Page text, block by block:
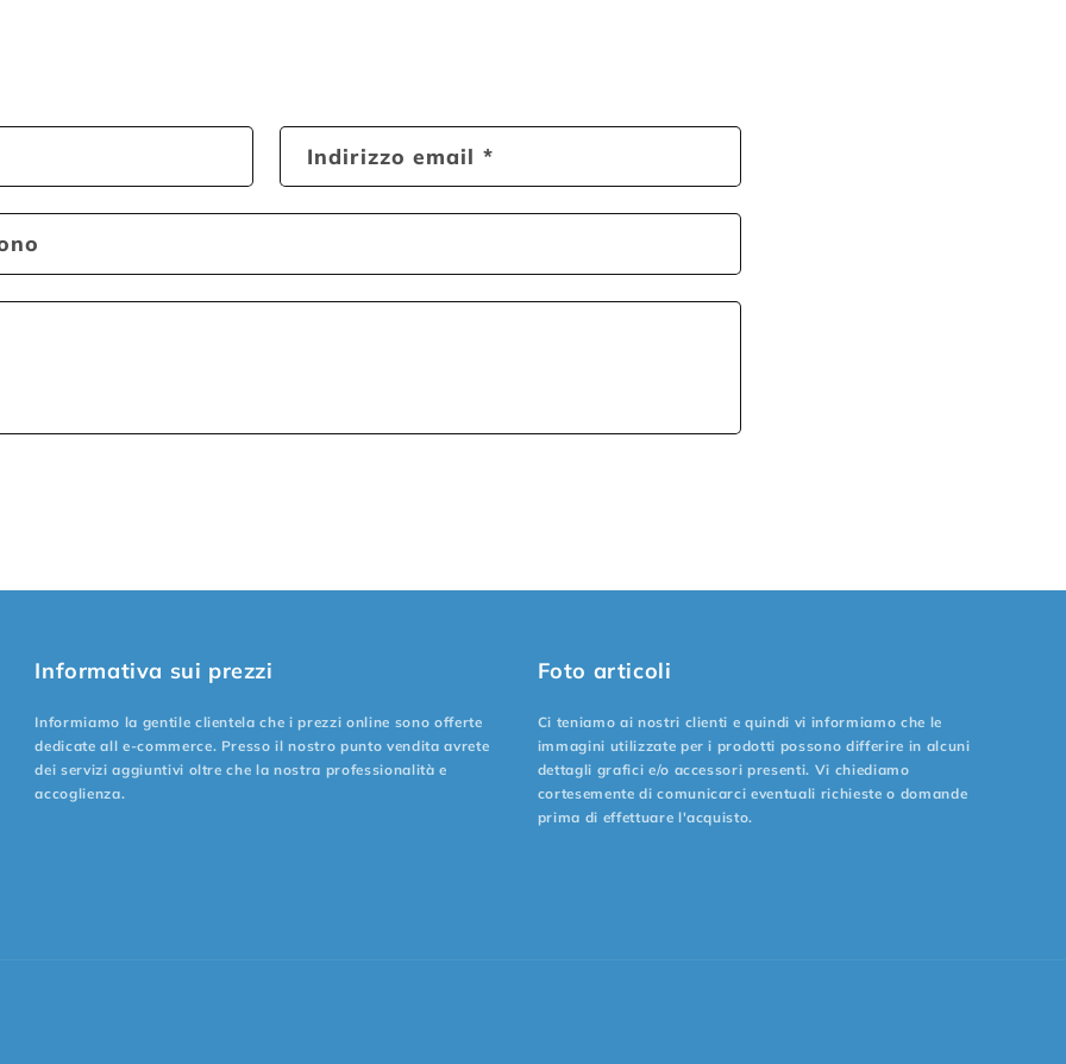
Indirizzo email *
Informativa sui prezzi
Informiamo la gentile clientela che i prezzi online sono offerte
dedicate all e-commerce. Presso il nostro punto vendita avrete
dei servizi aggiuntivi oltre che la nostra professionalità e
accoglienza.
Foto articoli
Ci teniamo ai nostri clienti e quindi vi informiamo che le
immagini utilizzate per i prodotti possono differire in alcuni
dettagli grafici e/o accessori presenti. Vi chiediamo
cortesemente di comunicarci eventuali richieste o domande
prima di effettuare l'acquisto.